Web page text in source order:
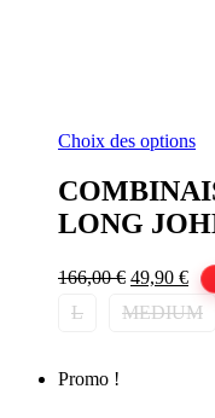
Choix des optionsCe
a
être
LONG
166,00€ Le
initial
49,90 €Le
L
MEDIUM
Promo !